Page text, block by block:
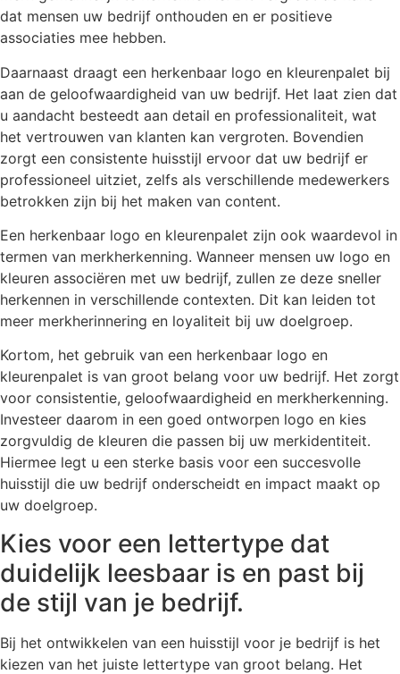
dat mensen uw bedrijf onthouden en er positieve
associaties mee hebben.
Daarnaast draagt een herkenbaar logo en kleurenpalet bij
aan de geloofwaardigheid van uw bedrijf. Het laat zien dat
u aandacht besteedt aan detail en professionaliteit, wat
het vertrouwen van klanten kan vergroten. Bovendien
zorgt een consistente huisstijl ervoor dat uw bedrijf er
professioneel uitziet, zelfs als verschillende medewerkers
betrokken zijn bij het maken van content.
Een herkenbaar logo en kleurenpalet zijn ook waardevol in
termen van merkherkenning. Wanneer mensen uw logo en
kleuren associëren met uw bedrijf, zullen ze deze sneller
herkennen in verschillende contexten. Dit kan leiden tot
meer merkherinnering en loyaliteit bij uw doelgroep.
Kortom, het gebruik van een herkenbaar logo en
kleurenpalet is van groot belang voor uw bedrijf. Het zorgt
voor consistentie, geloofwaardigheid en merkherkenning.
Investeer daarom in een goed ontworpen logo en kies
zorgvuldig de kleuren die passen bij uw merkidentiteit.
Hiermee legt u een sterke basis voor een succesvolle
huisstijl die uw bedrijf onderscheidt en impact maakt op
uw doelgroep.
Kies voor een lettertype dat
duidelijk leesbaar is en past bij
de stijl van je bedrijf.
Bij het ontwikkelen van een huisstijl voor je bedrijf is het
kiezen van het juiste lettertype van groot belang. Het